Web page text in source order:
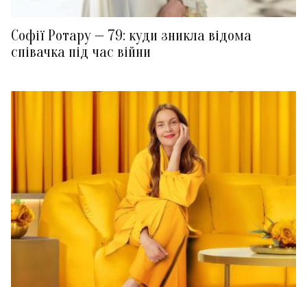
Софії Ротару — 79: куди зникла відома
співачка під час війни